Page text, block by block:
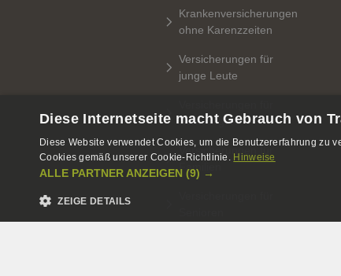
Krankenversicherungen
ohne Karenzzeiten
Versicherungen für
junge Leute
Schwangere
Versicherungen für
Familien
Diese Internetseite macht Gebrauch von
Diese Website verwendet Cookies, um die Benutzererfahrung zu
Cookies gemäß unserer Cookie-Richtlinie. Hinweise
ALLE PARTNER ANZEIGEN (9) →
ZEIGE DETAILS